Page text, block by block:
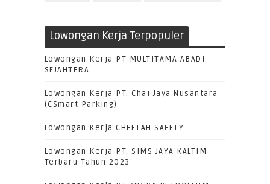
Lowongan Kerja Terpopuler
Lowongan Kerja PT MULTITAMA ABADI
SEJAHTERA
Lowongan Kerja PT. Chai Jaya Nusantara
(CSmart Parking)
Lowongan Kerja CHEETAH SAFETY
Lowongan Kerja PT. SIMS JAYA KALTIM
Terbaru Tahun 2023